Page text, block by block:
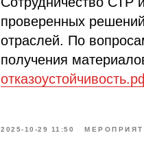
проверенных
отраслей. По
получения
2025-10-29 11:50